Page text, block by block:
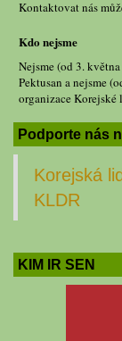
Kontaktovat nás
Kdo nejsme
Nejsme (od 3.
Pektusan a nejsme
organizace
Podporte nás
Korejská
KLDR
KIM IR SEN